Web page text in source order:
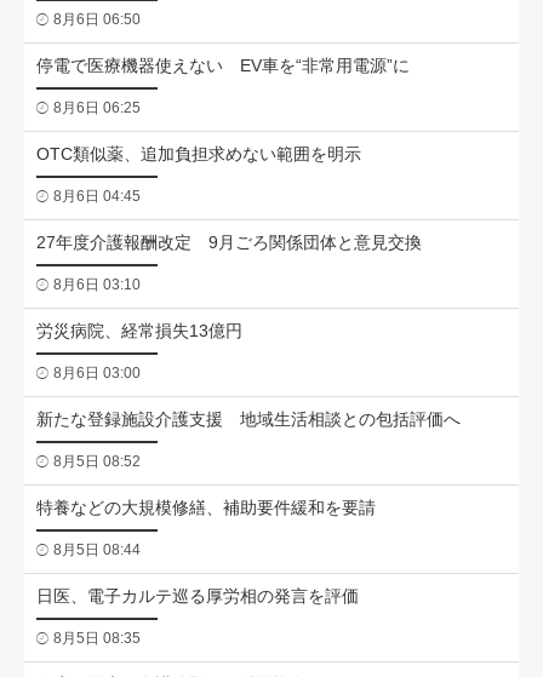
8月6日 06:50
停電で医療機器使えない EV車を“非常用電源”に
8月6日 06:25
OTC類似薬、追加負担求めない範囲を明示
8月6日 04:45
27年度介護報酬改定 9月ごろ関係団体と意見交換
8月6日 03:10
労災病院、経常損失13億円
8月6日 03:00
新たな登録施設介護支援 地域生活相談との包括評価へ
8月5日 08:52
特養などの大規模修繕、補助要件緩和を要請
8月5日 08:44
日医、電子カルテ巡る厚労相の発言を評価
8月5日 08:35